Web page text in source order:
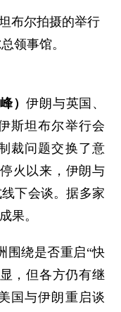
布尔拍摄的举行
领事馆。
）伊朗与英国、
斯坦布尔举行会
裁问题交换了意
火以来，伊朗与
下会谈。据多家
果。
绕是否重启“快
，但各方仍有继
国与伊朗重启谈